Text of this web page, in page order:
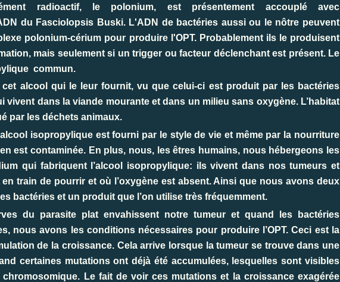
radioactif, le polonium, est présentement accouplé avec
du Fasciolopsis Buski. L'ADN de bactéries aussi ou le nôtre peuvent
polonium-cérium pour produire l'OPT. Probablement ils le produisent
mais seulement si un trigger ou facteur déclenchant est présent. Le
commun.
cet alcool qui le leur fournit, vu que celui-ci est produit par les bactéries
vivent dans la viande mourante et dans un milieu sans oxygène. L’habitat
par les déchets animaux.
isopropylique est fourni par le style de vie et même par la nourriture
est contaminée. En plus, nous, les êtres humains, nous hébergeons les
qui fabriquent l’alcool isopropylique: ils vivent dans nos tumeurs et
train de pourrir et où l’oxygène est absent. Ainsi que nous avons deux
bactéries et un produit que l’on utilise très fréquemment.
du parasite plat envahissent notre tumeur et quand les bactéries
nous avons les conditions nécessaires pour produire l’OPT. Ceci est la
de la croissance. Cela arrive lorsque la tumeur se trouve dans une
certaines mutations ont déjà été accumulées, lesquelles sont visibles
chromosomique. Le fait de voir ces mutations et la croissance exagérée